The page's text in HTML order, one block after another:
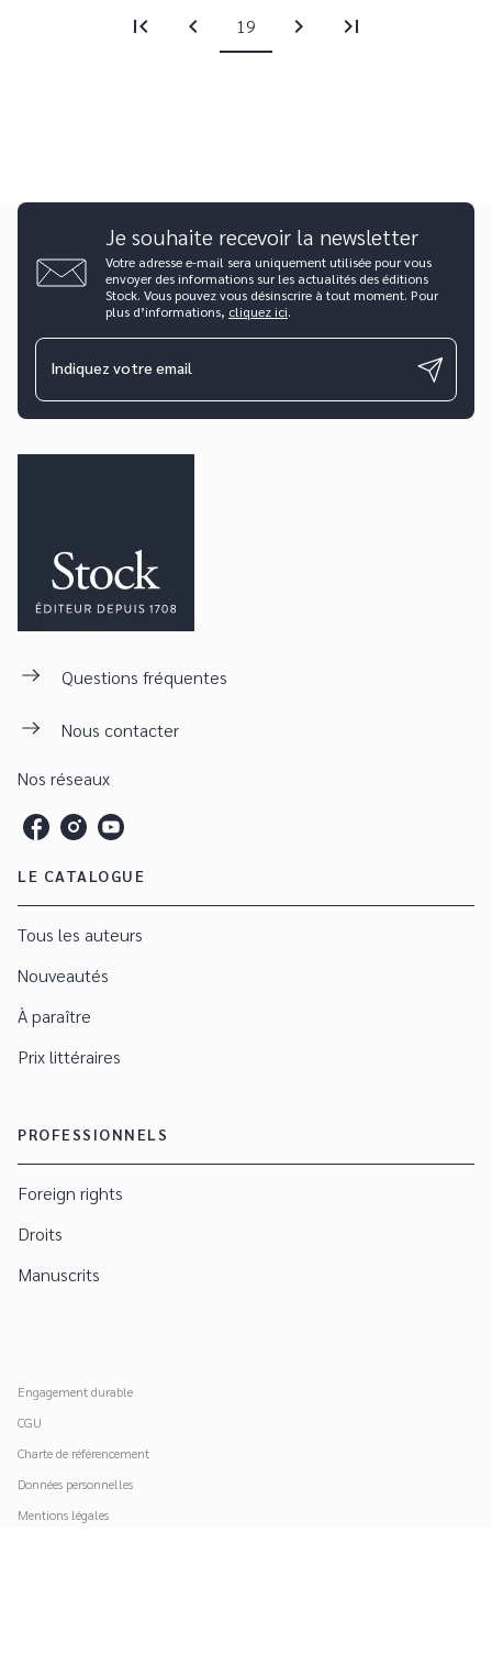
first_page chevron_left 19 chevron_right last_page
Je souhaite recevoir la newsletter
Votre adresse e-mail sera uniquement utilisée pour vous
envoyer des informations sur les actualités des éditions
Stock. Vous pouvez vous désinscrire à tout moment. Pour
plus d’informations, cliquez ici.
Indiquez votre email
Questions fréquentes
Nous contacter
Nos réseaux
LE CATALOGUE
Tous les auteurs
Nouveautés
À paraître
Prix littéraires
PROFESSIONNELS
Foreign rights
Droits
Manuscrits
Engagement durable
CGU
Charte de référencement
Données personnelles
Mentions légales